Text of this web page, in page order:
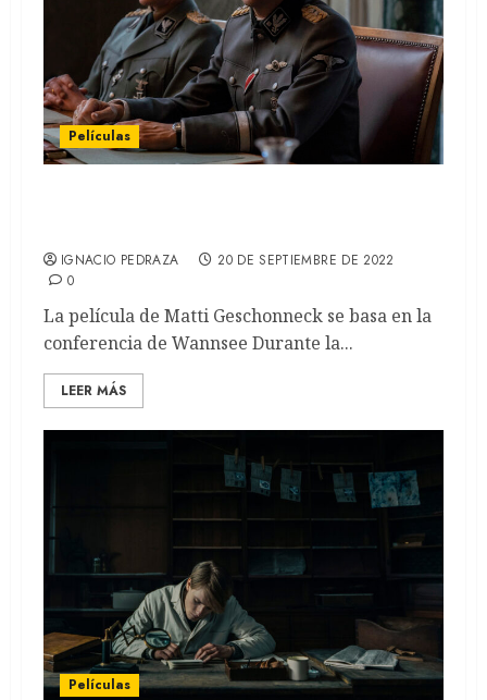
Películas
IGNACIO PEDRAZA
20 DE SEPTIEMBRE DE 2022
0
La película de Matti Geschonneck se basa en la
conferencia de Wannsee Durante la...
LEER MÁS
Películas